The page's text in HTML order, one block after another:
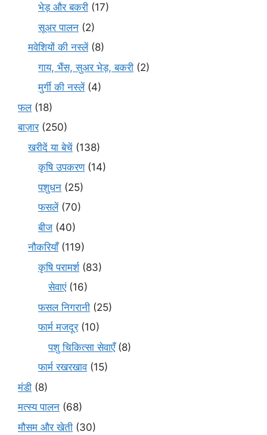
भेड़ और बकरी (17)
सूअर पालन (2)
मवेशियों की नस्लें(8)
गाय, भैंस, सुअर भेड़, बकरी (2)
मुर्गी की नस्लें(4)
फल(18)
बाज़ार(250)
खरीदें या बेचें (138)
कृषि उपकरण(14)
पशुधन (25)
फसलें(70)
बीज (40)
नौकरियाँ(119)
कृषि परामर्श(83)
सेवाएं(16)
फसल निगरानी (25)
फार्म मजदूर(10)
पशु चिकित्सा सेवाएँ(8)
फार्म रखरखाव(15)
मंडी (8)
मत्स्य पालन (68)
मौसम और खेती (30)